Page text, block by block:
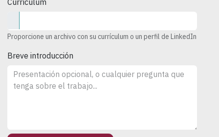
Currículum
Proporcione un archivo con su currículum o un perfil de LinkedIn
Breve introducción